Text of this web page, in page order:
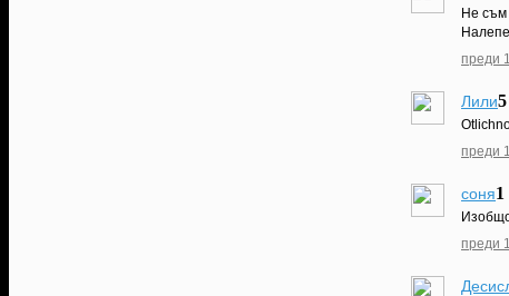
Не съм
преди
Лили5
преди
соня1
преди